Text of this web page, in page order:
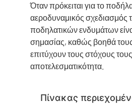
Όταν πρόκειται για το
αεροδυναμικός σχεδιασμός
ποδηλατικών ενδυμάτων
σημασίας, καθώς βοηθά
επιτύχουν τους στόχους τους
αποτελεσματικότητα.
Πίνακας